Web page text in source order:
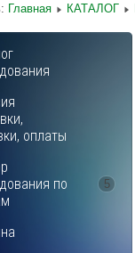
Главная КАТАЛОГ
оплаты
по
5